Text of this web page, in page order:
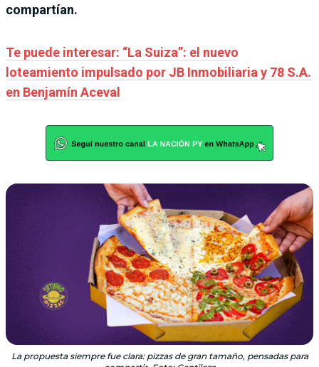
compartían.
Te puede interesar: “La Suiza”: el nuevo
loteamiento impulsado por JB Inmobiliaria y 78 S.A.
en Benjamín Aceval
La propuesta siempre fue clara: pizzas de gran tamaño, pensadas para